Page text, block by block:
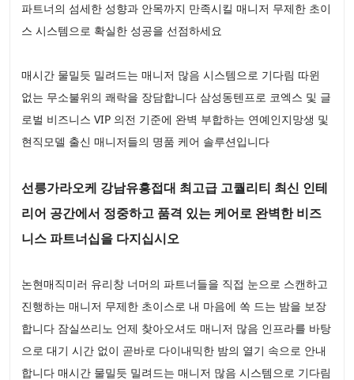
파트너의 섬세한 성향과 안목까지 만족시킬 매니저 무제한 초이
스 시스템으로 확실한 성공을 선점하세요
매시간 물밀듯 밀려드는 매니저 많음 시스템으로 기다림 따윈
없는 무소불위의 쾌락을 장담합니다 삼성동텐프로 코엑스 및 글
로벌 비즈니스 VIP 의전 기준에 완벽 부합하는 연예인지망생 및
현직모델 출신 매니저들의 명품 케어 솔루션입니다
선릉가라오케 강남유흥접대 최고급 고퀄리티 최신 인테
리어 공간에서 정중하고 품격 있는 케어로 완벽한 비즈
니스 파트너십을 다지십시오
논현매직미러 유리창 너머의 파트너들을 직접 눈으로 스캔하고
진행하는 매니저 무제한 초이스로 내 마음에 쏙 드는 밤을 보장
합니다 잠실쓰리노 언제 찾아오셔도 매니저 많음 인프라를 바탕
으로 대기 시간 없이 곧바로 다이내믹한 밤의 열기 속으로 안내
합니다 매시간 물밀듯 밀려드는 매니저 많음 시스템으로 기다림